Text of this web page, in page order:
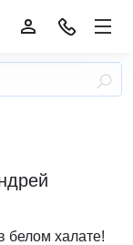
белом халате!